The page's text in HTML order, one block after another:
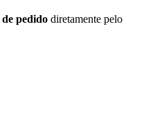
pedido diretamente pelo